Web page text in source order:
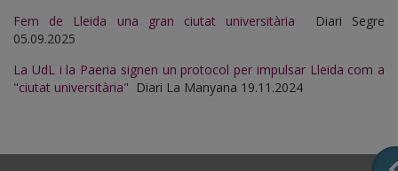
Fem de Lleida una gran ciutat universitària Diari Segre
05.09.2025
La UdL i la Paeria signen un protocol per impulsar Lleida com a
"ciutat universitària" Diari La Manyana 19.11.2024